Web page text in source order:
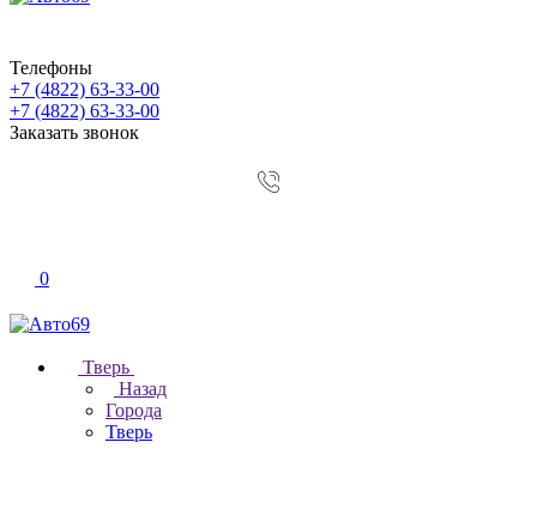
Телефоны
+7 (4822) 63-33-00
+7 (4822) 63-33-00
Заказать звонок
0
Тверь
Назад
Города
Тверь